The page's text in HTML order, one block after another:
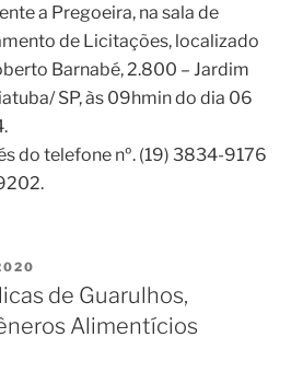
a Pregoeira, na sala de
de Licitações, localizado
Barnabé, 2.800 – Jardim
SP, às 09hmin do dia 06
do telefone nº. (19) 3834-9176
de Guarulhos,
Alimentícios